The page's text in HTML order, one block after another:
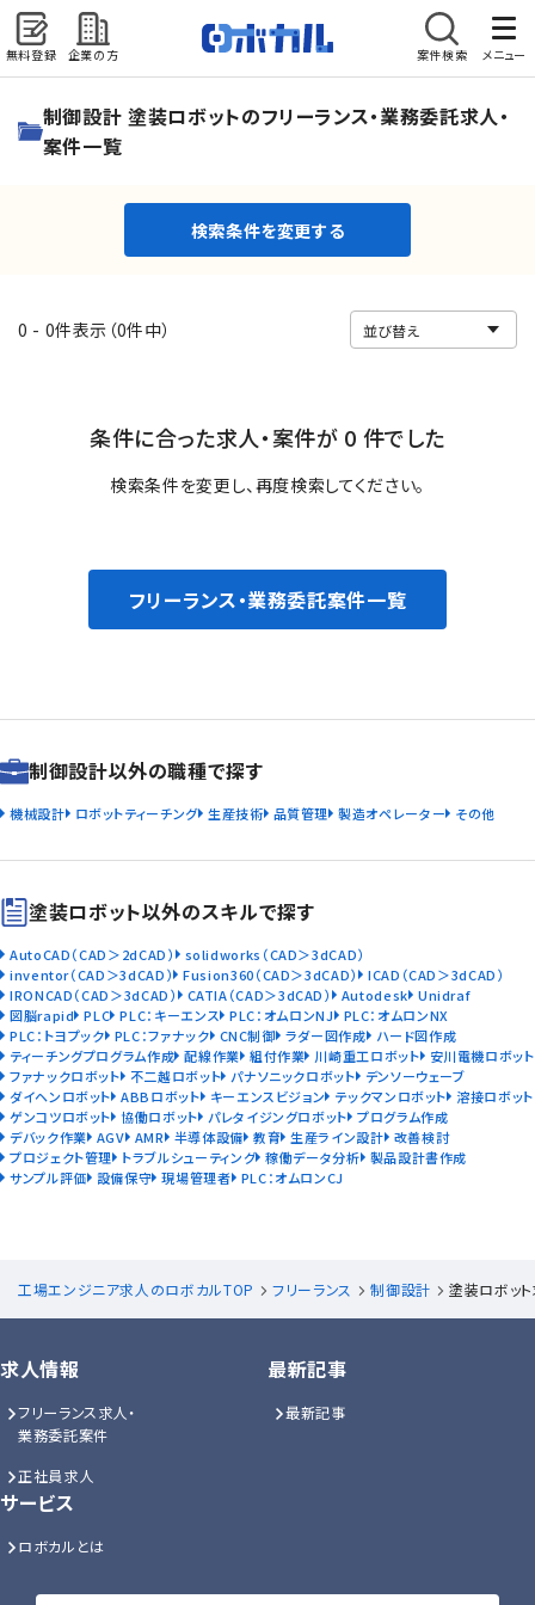
無料登録 企業の方 案件検索 メニュー
検索条件を変更する
制御設計 塗装ロボットのフリーランス・業務委託求人・
案件一覧
検索条件を変更する
0 - 0件表示（0件中）
条件に合った求人・案件が 0 件でした
検索条件を変更し、再度検索してください。
フリーランス・業務委託案件一覧
制御設計以外の職種で探す
機械設計 ロボットティーチング 生産技術 品質管理 製造オペレーター その他
塗装ロボット以外のスキルで探す
AutoCAD（CAD＞2dCAD）
solidworks（CAD＞3dCAD）
inventor（CAD＞3dCAD） Fusion360（CAD＞3dCAD）
ICAD（CAD＞3dCAD）
IRONCAD（CAD＞3dCAD）
CATIA（CAD＞3dCAD） Autodesk Unidraf
図脳rapid PLC PLC：キーエンス PLC：オムロンNJ
PLC：オムロンNX
PLC：トヨプック PLC：ファナック CNC制御 ラダー図作成
ハード図作成
ティーチングプログラム作成 配線作業 組付作業 川崎重工ロボット
安川電機ロボット
ファナックロボット
不二越ロボット パナソニックロボット デンソーウェーブ
ダイヘンロボット ABBロボット キーエンスビジョン テックマンロボット 溶接ロボット
ゲンコツロボット 協働ロボット パレタイジングロボット プログラム作成
デバック作業 AGV AMR 半導体設備 教育 生産ライン設計 改善検討
プロジェクト管理 トラブルシューティング 稼働データ分析 製品設計書作成
サンプル評価 設備保守 現場管理者 PLC：オムロンCJ
工場エンジニア求人のロボカルTOP フリーランス 制御設計 塗装ロボッ
求人情報
フリーランス求人・
業務委託案件
正社員求人
最新記事
最新記事
サービス
ロボカルとは